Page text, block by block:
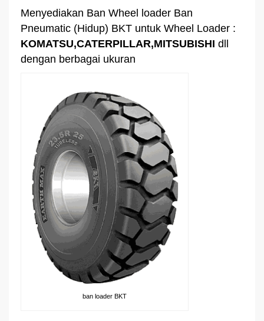
Menyediakan Ban Wheel loader Ban
Pneumatic (Hidup) BKT untuk Wheel Loader :
KOMATSU,CATERPILLAR,MITSUBISHI dll
dengan berbagai ukuran
ban loader BKT